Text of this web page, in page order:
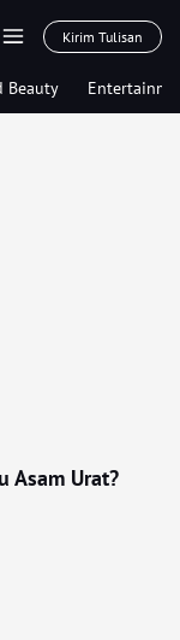
Kirim Tulisan
Beauty
Asam Urat?